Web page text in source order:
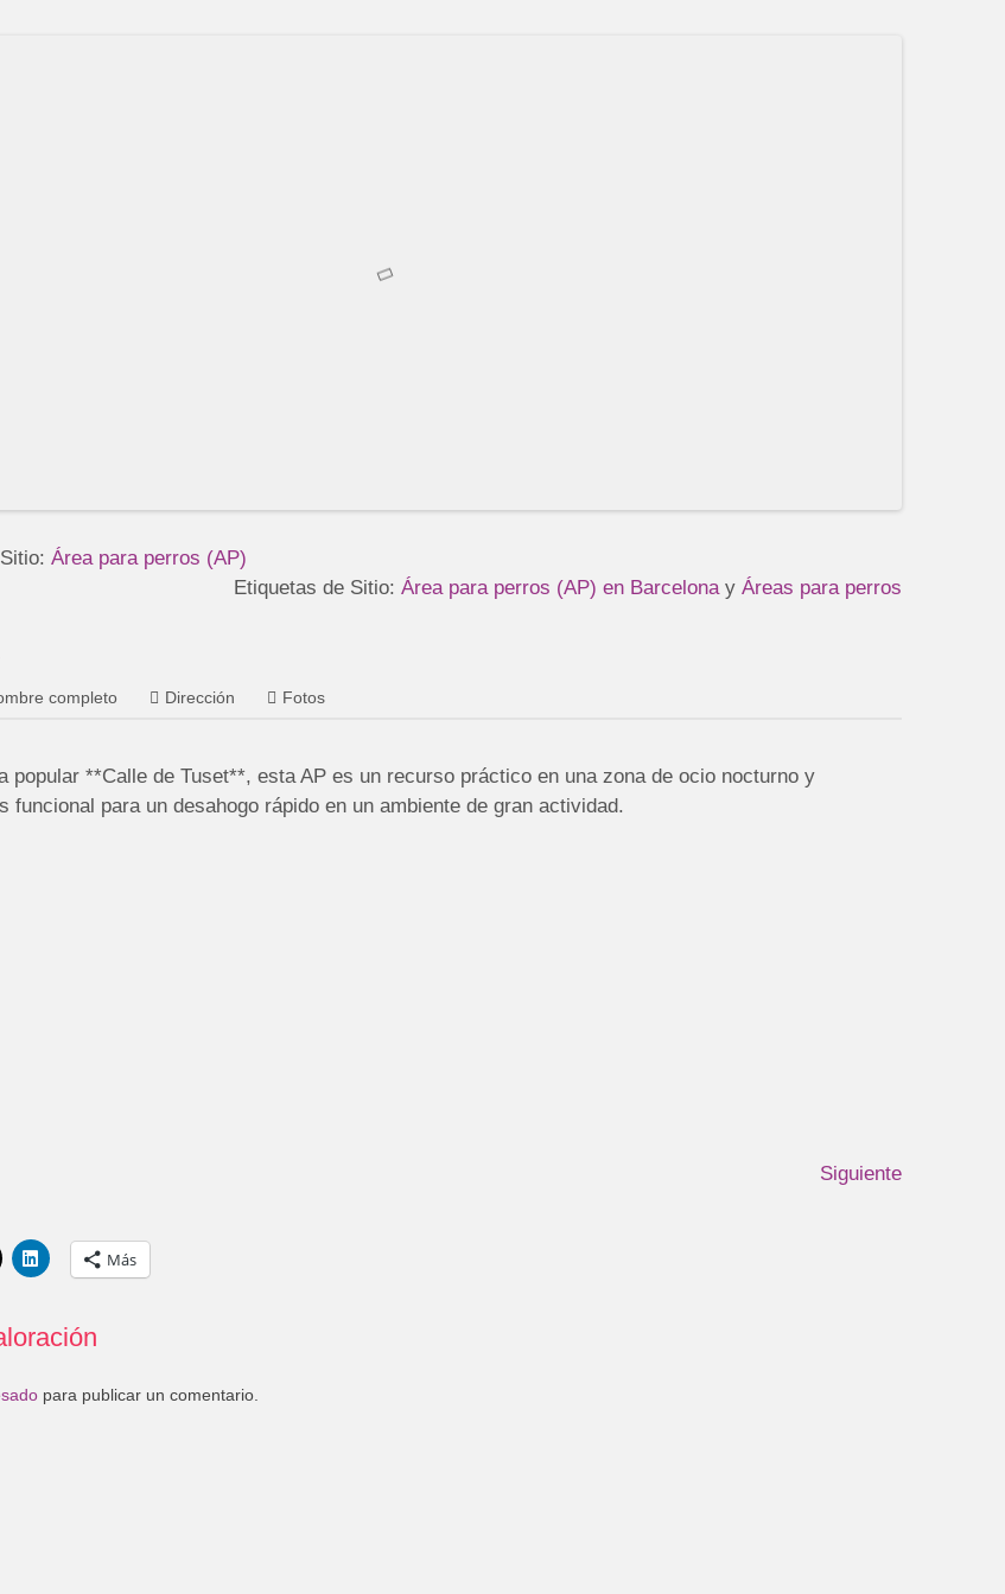
Área para perros (AP)
Etiquetas de Sitio: Área para perros (AP) en Barcelonay Áreas para perros
completo Dirección Fotos
popular **Calle de Tuset**, esta AP es un recurso práctico en una zona de ocio nocturno y
funcional para un desahogo rápido en un ambiente de gran actividad.
Siguiente
Más
para publicar un comentario.